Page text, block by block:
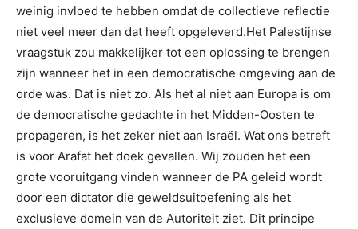
weinig invloed te hebben omdat de collectieve reflectie
niet veel meer dan dat heeft opgeleverd.Het Palestijnse
vraagstuk zou makkelijker tot een oplossing te brengen
zijn wanneer het in een democratische omgeving aan de
orde was. Dat is niet zo. Als het al niet aan Europa is om
de democratische gedachte in het Midden-Oosten te
propageren, is het zeker niet aan Israël. Wat ons betreft
is voor Arafat het doek gevallen. Wij zouden het een
grote vooruitgang vinden wanneer de PA geleid wordt
door een dictator die geweldsuitoefening als het
exclusieve domein van de Autoriteit ziet. Dit principe